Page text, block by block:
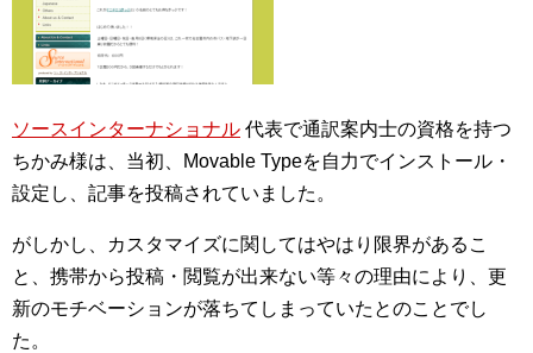
ソースインターナショナル 代表で通訳案内士の資格を持つ
ちかみ様は、当初、Movable Typeを自力でインストール・
設定し、記事を投稿されていました。
がしかし、カスタマイズに関してはやはり限界があるこ
と、携帯から投稿・閲覧が出来ない等々の理由により、更
新のモチベーションが落ちてしまっていたとのことでし
た。